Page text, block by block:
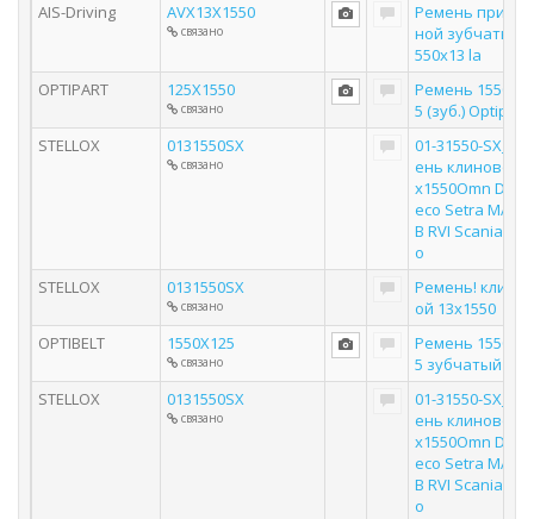
AIS-Driving AVX13X1550
связано
Ремень привод
ной зубчатый 1
550х13 la
OPTIPART
125X1550
связано
Ремень
5 (зуб.) Optipart
STELLOX
0131550SX
связано
01-31550-
ень клиновой
x1550Omn DAF
eco Setra MAN
B RVI Scania
o
STELLOX
0131550SX
связано
Ремень! клинов
ой 13x1550
OPTIBELT
1550X125
связано
Ремень
5 зубчатый
STELLOX
0131550SX
связано
01-31550-
ень клиновой
x1550Omn DAF
eco Setra MAN
B RVI Scania
o